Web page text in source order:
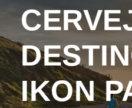
IKON